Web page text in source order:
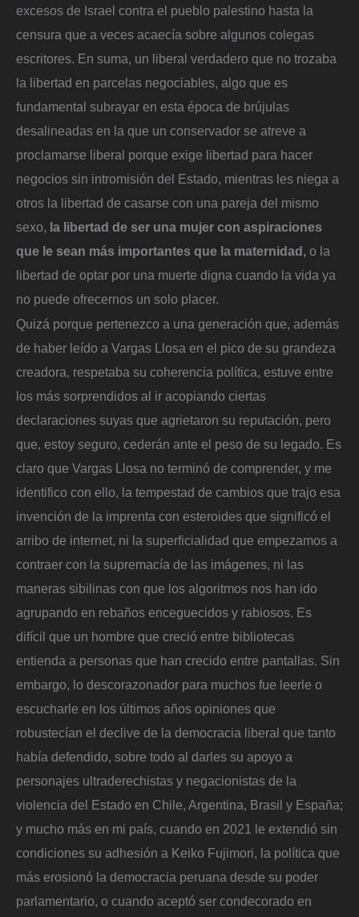
excesos de Israel contra el pueblo palestino hasta la
censura que a veces acaecía sobre algunos colegas
escritores. En suma, un liberal verdadero que no trozaba
la libertad en parcelas negociables, algo que es
fundamental subrayar en esta época de brújulas
desalineadas en la que un conservador se atreve a
proclamarse liberal porque exige libertad para hacer
negocios sin intromisión del Estado, mientras les niega a
otros la libertad de casarse con una pareja del mismo
sexo, la libertad de ser una mujer con aspiraciones
que le sean más importantes que la maternidad, o la
libertad de optar por una muerte digna cuando la vida ya
no puede ofrecernos un solo placer.
Quizá porque pertenezco a una generación que, además
de haber leído a Vargas Llosa en el pico de su grandeza
creadora, respetaba su coherencia política, estuve entre
los más sorprendidos al ir acopiando ciertas
declaraciones suyas que agrietaron su reputación, pero
que, estoy seguro, cederán ante el peso de su legado. Es
claro que Vargas Llosa no terminó de comprender, y me
identifico con ello, la tempestad de cambios que trajo esa
invención de la imprenta con esteroides que significó el
arribo de internet, ni la superficialidad que empezamos a
contraer con la supremacía de las imágenes, ni las
maneras sibilinas con que los algoritmos nos han ido
agrupando en rebaños enceguecidos y rabiosos. Es
difícil que un hombre que creció entre bibliotecas
entienda a personas que han crecido entre pantallas. Sin
embargo, lo descorazonador para muchos fue leerle o
escucharle en los últimos años opiniones que
robustecían el declive de la democracia liberal que tanto
había defendido, sobre todo al darles su apoyo a
personajes ultraderechistas y negacionistas de la
violencia del Estado en Chile, Argentina, Brasil y España;
y mucho más en mi país, cuando en 2021 le extendió sin
condiciones su adhesión a Keiko Fujimori, la política que
más erosionó la democracia peruana desde su poder
parlamentario, o cuando aceptó ser condecorado en